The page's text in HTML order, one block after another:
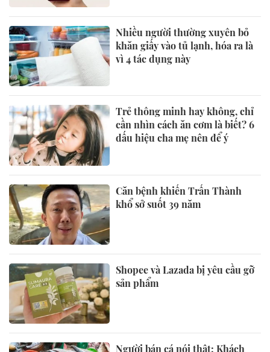
Nhiều người thường xuyên bỏ
khăn giấy vào tủ lạnh, hóa ra là
vì 4 tác dụng này
Trẻ thông minh hay không, chỉ
cần nhìn cách ăn cơm là biết? 6
dấu hiệu cha mẹ nên để ý
Căn bệnh khiến Trấn Thành
khổ sở suốt 39 năm
Shopee và Lazada bị yêu cầu gỡ
sản phẩm
Người bán cá nói thật: Khách